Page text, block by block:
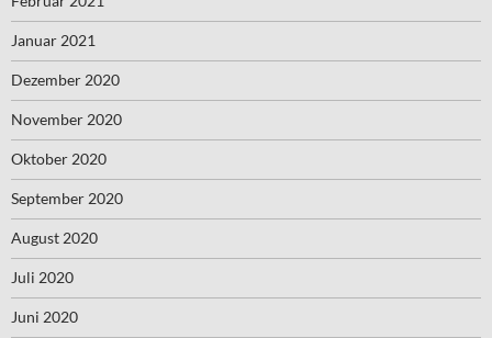
Januar 2021
Dezember 2020
November 2020
Oktober 2020
September 2020
August 2020
Juli 2020
Juni 2020